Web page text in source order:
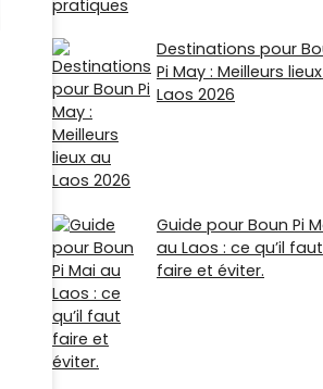
Destinations pour
Pi May : Meilleurs
Laos 2026
Guide pour Boun Pi
au Laos : ce qu’il faut
faire et éviter.